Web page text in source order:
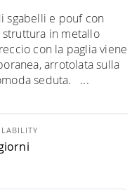
sgabelli e pouf con
in metallo
con la paglia viene
arrotolata sulla
seduta. ...